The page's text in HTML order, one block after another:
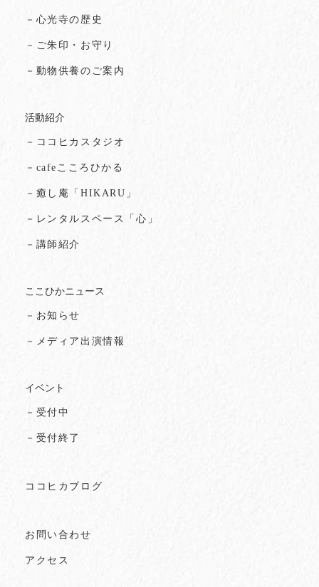
－心光寺の歴史
－ご朱印・お守り
－動物供養のご案内
活動紹介
－ココヒカスタジオ
－cafeこころひかる
－癒し庵「HIKARU」
－レンタルスペース「心」
－講師紹介
ここひかニュース
－お知らせ
－メディア出演情報
イベント
－受付中
－受付終了
ココヒカブログ
お問い合わせ
アクセス